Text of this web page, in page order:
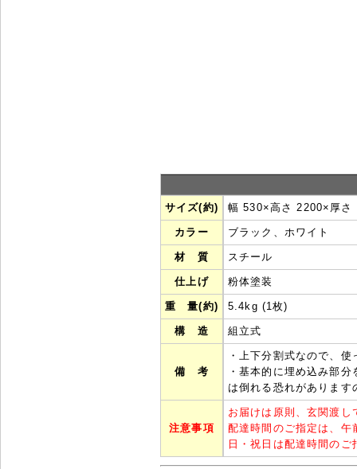
サイズ(約) 幅 530×高さ 2200×厚さ
カラー ブラック、ホワイト
材 質 スチール
仕上げ 粉体塗装
重 量(約) 5.4kg (1枚)
構 造 組立式
備 考
・上下分割式なので、
・基本的に埋め込み部
は倒れる恐れがありま
注意事項
お届けは原則、玄関渡し
配達時間のご指定は、午
日・祝日は配達時間の